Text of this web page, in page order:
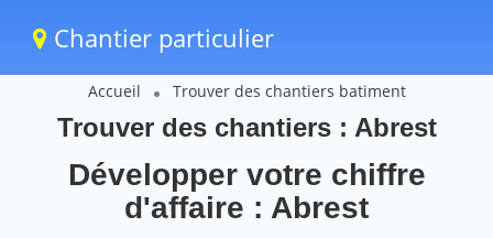
Chantier particulier
Accueil Trouver des chantiers batiment
Trouver des chantiers : Abrest
Développer votre chiffre
d'affaire : Abrest